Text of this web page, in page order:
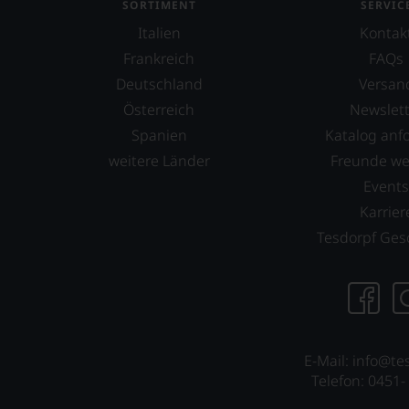
Bewertung
nachvollziehbar
SORTIMENT
Italien
Frankreich
Deutschland
Österreich
Spanien
weitere Länder
FAQs
Katalog
Freunde
Events
Tesdorpf
E-Mail:
Telefon: